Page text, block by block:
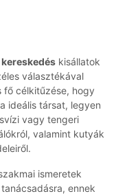
kisállatok
választékával
fő célkitűzése, hogy
ideális társat, legyen
vagy tengeri
valamint kutyák
ismeretek
ennek